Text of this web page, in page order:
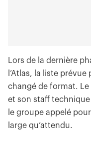
Lors de la dernière
l’Atlas, la liste
changé de format.
et son staff
le groupe appelé
large qu’attendu.